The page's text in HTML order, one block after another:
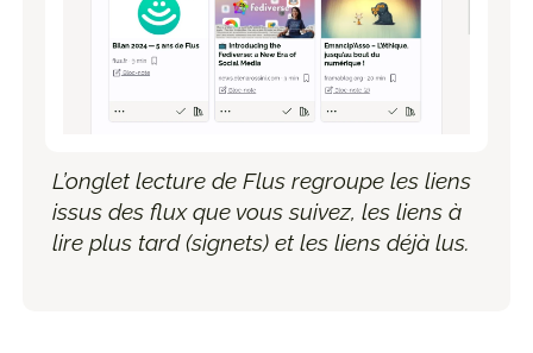
L’onglet lecture de Flus regroupe les liens
issus des flux que vous suivez, les liens à
lire plus tard (signets) et les liens déjà lus.